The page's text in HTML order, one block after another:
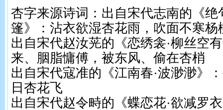
杏字来源诗词：出自宋代志南的《绝
篷》：沾衣欲湿杏花雨，吹面不寒杨
出自宋代赵汝茪的《恋绣衾·柳丝空
来、胭脂慵傅，被东风、偷在杏梢
出自宋代寇准的《江南春·波渺渺》
日杏花飞
出自宋代赵令畤的《蝶恋花·欲减罗